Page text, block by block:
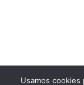
Usamos